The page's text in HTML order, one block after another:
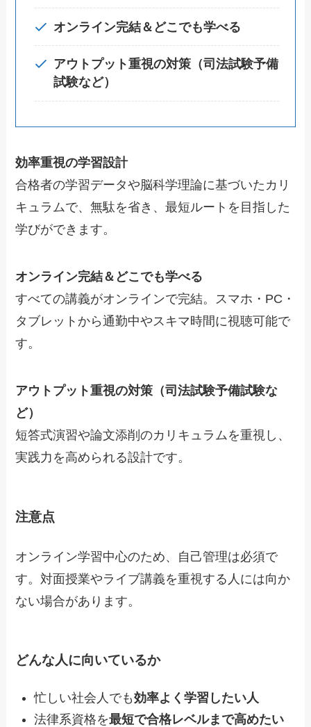
オンライン完結＆どこでも学べる
アウトプット重視の対策（司法試験予備
試験など）
効率重視の学習設計
合格者の学習データや脳科学理論に基づいたカリ
キュラムで、無駄を省き、最短ルートを目指した
学びができます。
オンライン完結＆どこでも学べる
すべての講義がオンラインで完結。スマホ・PC・
タブレットから通勤中やスキマ時間に視聴可能で
す。
アウトプット重視の対策（司法試験予備試験な
ど）
短答式演習や論文添削のカリキュラムを重視し、
実践力を高められる設計です。
注意点
オンライン学習中心のため、自己管理は必須で
す。対面授業やライブ講義を重視する人には向か
ない場合があります。
どんな人に向いているか
忙しい社会人でも効率よく学習したい人
法律系資格を最短で合格レベルまで高めたい